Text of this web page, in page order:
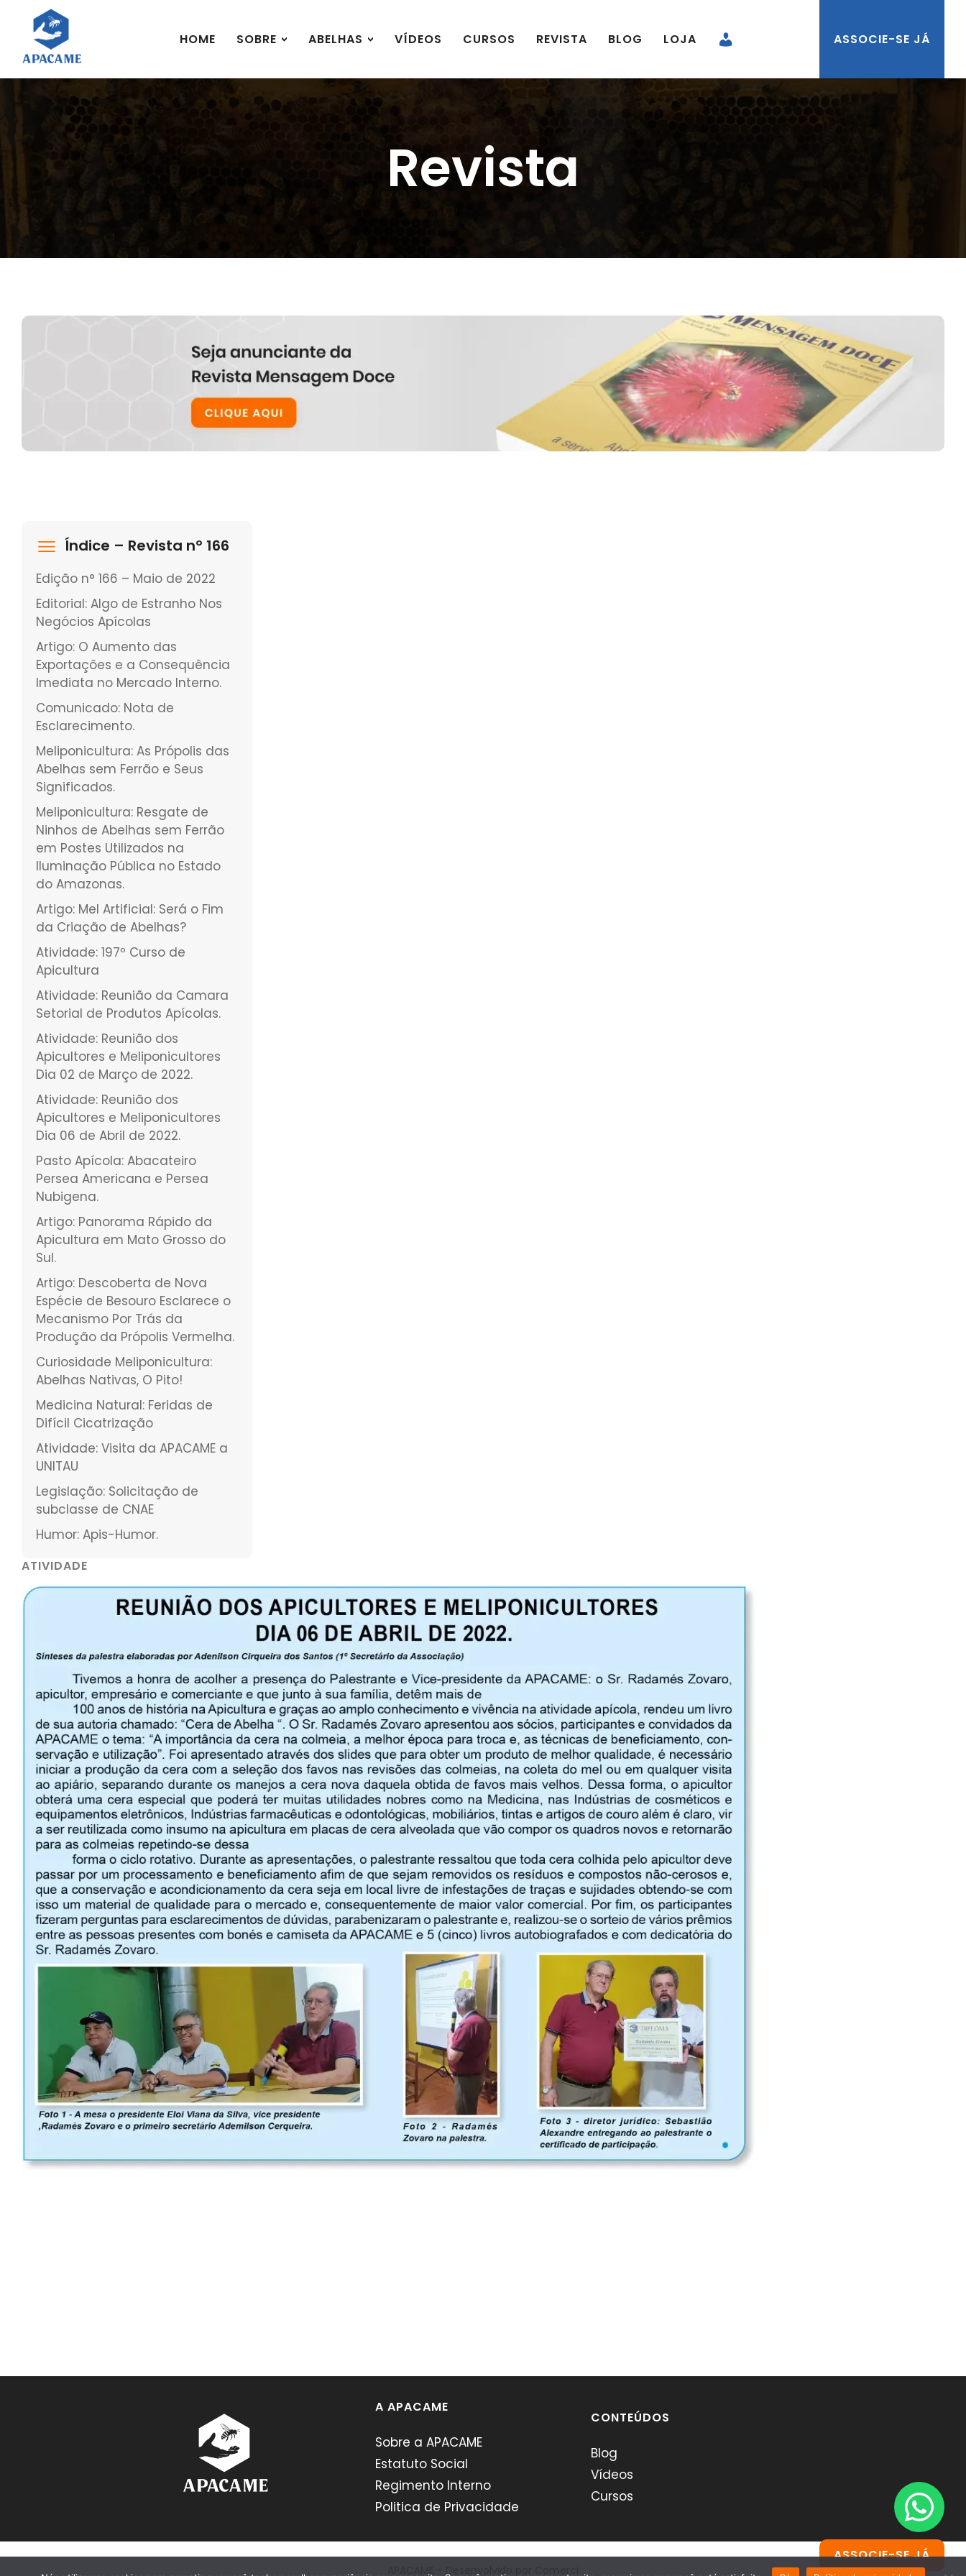
HOME SOBRE ABELHAS VÍDEOS CURSOS REVISTA BLOG LOJA ASSOCIE-SE JÁ
Revista
Índice – Revista nº 166
Edição n° 166 – Maio de 2022
Editorial: Algo de Estranho Nos
Negócios Apícolas
Artigo: O Aumento das
Exportações e a Consequência
Imediata no Mercado Interno.
Comunicado: Nota de
Esclarecimento.
Meliponicultura: As Própolis das
Abelhas sem Ferrão e Seus
Significados.
Meliponicultura: Resgate de
Ninhos de Abelhas sem Ferrão
em Postes Utilizados na
Iluminação Pública no Estado
do Amazonas.
Artigo: Mel Artificial: Será o Fim
da Criação de Abelhas?
Atividade: 197º Curso de
Apicultura
Atividade: Reunião da Camara
Setorial de Produtos Apícolas.
Atividade: Reunião dos
Apicultores e Meliponicultores
Dia 02 de Março de 2022.
Atividade: Reunião dos
Apicultores e Meliponicultores
Dia 06 de Abril de 2022.
Pasto Apícola: Abacateiro
Persea Americana e Persea
Nubigena.
Artigo: Panorama Rápido da
Apicultura em Mato Grosso do
Sul.
Artigo: Descoberta de Nova
Espécie de Besouro Esclarece o
Mecanismo Por Trás da
Produção da Própolis Vermelha.
Curiosidade Meliponicultura:
Abelhas Nativas, O Pito!
Medicina Natural: Feridas de
Difícil Cicatrização
Atividade: Visita da APACAME a
UNITAU
Legislação: Solicitação de
subclasse de CNAE
Humor: Apis-Humor.
ATIVIDADE
A APACAME
Sobre a APACAME
Estatuto Social
Regimento Interno
Politica de Privacidade
CONTEÚDOS
Blog
Vídeos
Cursos
APACAME - Desenvolvido por
ASSOCIE-SE JÁ